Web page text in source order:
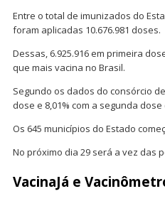
Entre o total de imunizados do
foram aplicadas 10.676.981 doses.
Dessas, 6.925.916 em primeira
que mais vacina no Brasil.
Segundo os dados do consórcio
dose e 8,01% com a segunda
Os 645 municípios do Estado
No próximo dia 29 será a vez das
VacinaJá e